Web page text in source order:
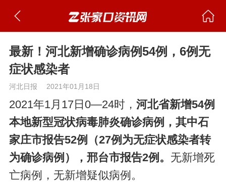
最新！河北新增确诊病例54例，6例无
症状感染者
河北日报 2021年01月18日
2021年1月17日0—24时， 河北省新增54例
本地新型冠状病毒肺炎确诊病例，其中石
家庄市报告52例（27例为无症状感染者转
为确诊病例），邢台市报告2例。 无新增死
亡病例，无新增疑似病例。